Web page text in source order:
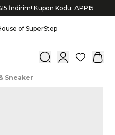
İndirim! Kupon Kodu: APP15
of SuperStep
0
Sneaker